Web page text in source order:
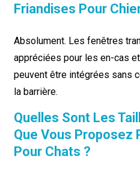
Friandises Pour
Absolument. Les fenêtres
appréciées pour les en-cas
peuvent être intégrées sans
la barrière.
Quelles Sont Les
Que Vous Proposez
Pour Chats ?